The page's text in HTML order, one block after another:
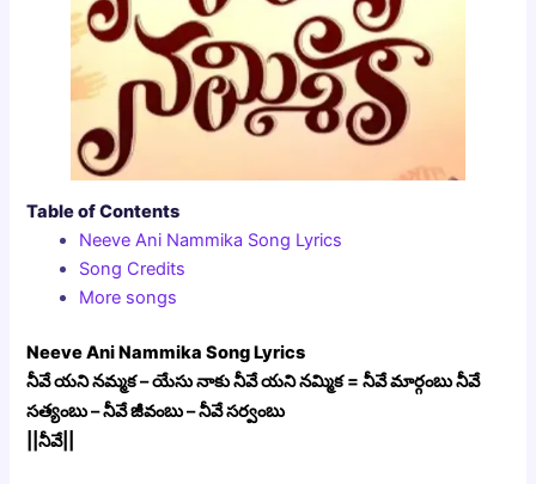
Table of Contents
Neeve Ani Nammika Song Lyrics
Song Credits
More songs
Neeve Ani Nammika Song Lyrics
నీవే యని నమ్మక – యేసు నాకు నీవే యని నమ్మిక = నీవే మార్గంబు నీవే
సత్యంబు – నీవే జీవంబు – నీవే సర్వంబు
||నీవే||